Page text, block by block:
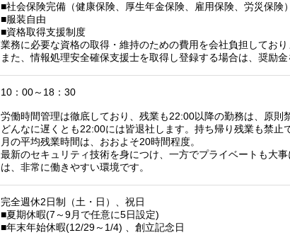
■社会保険完備（健康保険、厚生年金保険、雇用保険、労災保険
■服装自由
■資格取得支援制度
業務に必要な資格の取得・維持のための費用を会社負担してお
また、情報処理安全確保支援士を取得し登録する場合は、奨励
10：00～18：30
労働時間管理は徹底しており、残業も22:00以降の勤務は、原則
どんなに遅くとも22:00には皆退社します。持ち帰り残業も禁止
月の平均残業時間は、おおよそ20時間程度。
最新のセキュリティ技術を身につけ、一方でプライベートも大
は、非常に働きやすい環境です。
完全週休2日制（土・日）、祝日
■夏期休暇(7～9月で任意に5日設定)
■年末年始休暇(12/29～1/4) 、創立記念日